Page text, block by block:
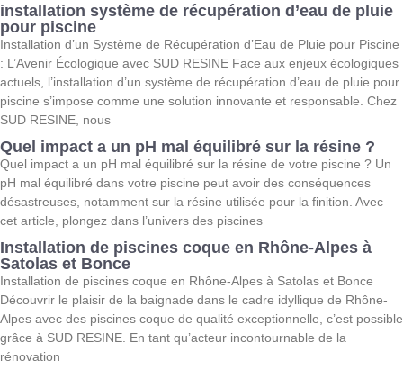
installation système de récupération d’eau de pluie
pour piscine
Installation d’un Système de Récupération d’Eau de Pluie pour Piscine
: L’Avenir Écologique avec SUD RESINE Face aux enjeux écologiques
actuels, l’installation d’un système de récupération d’eau de pluie pour
piscine s’impose comme une solution innovante et responsable. Chez
SUD RESINE, nous
Quel impact a un pH mal équilibré sur la résine ?
Quel impact a un pH mal équilibré sur la résine de votre piscine ? Un
pH mal équilibré dans votre piscine peut avoir des conséquences
désastreuses, notamment sur la résine utilisée pour la finition. Avec
cet article, plongez dans l’univers des piscines
Installation de piscines coque en Rhône-Alpes à
Satolas et Bonce
Installation de piscines coque en Rhône-Alpes à Satolas et Bonce
Découvrir le plaisir de la baignade dans le cadre idyllique de Rhône-
Alpes avec des piscines coque de qualité exceptionnelle, c’est possible
grâce à SUD RESINE. En tant qu’acteur incontournable de la
rénovation